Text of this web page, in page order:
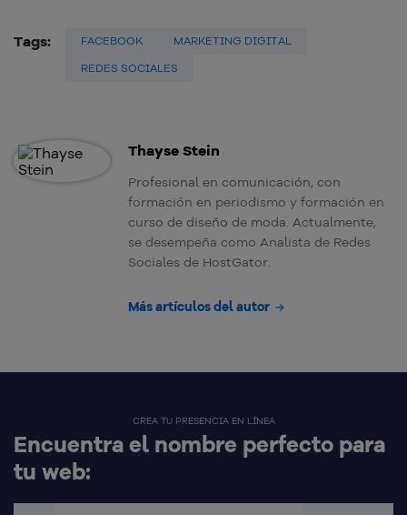
Tags: FACEBOOK
MARKETING DIGITAL
REDES SOCIALES
Thayse Stein
Profesional en comunicación, con
formación en periodismo y formación en
curso de diseño de moda. Actualmente,
se desempeña como Analista de Redes
Sociales de HostGator.
Más artículos del autor
CREA TU PRESENCIA EN LÍNEA
Encuentra el nombre perfecto para
tu web: